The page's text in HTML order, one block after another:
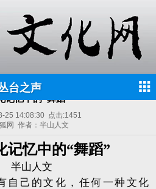
台之声
记忆中的“舞蹈”
25 14:08:30点击:1451
网 作者：半山人文
记忆中的“舞蹈”
半山人文
自己的文化，任何一种文化